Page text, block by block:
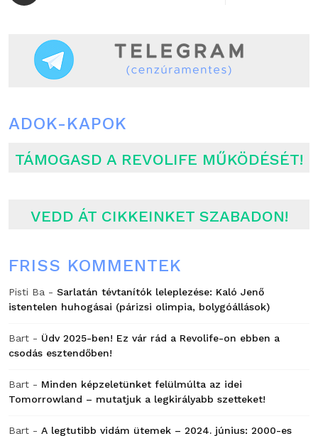
ADOK-KAPOK
TÁMOGASD A REVOLIFE MŰKÖDÉSÉT!
VEDD ÁT CIKKEINKET SZABADON!
FRISS KOMMENTEK
Pisti Ba - Sarlatán tévtanítók leleplezése: Kaló Jenő
istentelen huhogásai (párizsi olimpia, bolygóállások)
Bart - Üdv 2025-ben! Ez vár rád a Revolife-on ebben a
csodás esztendőben!
Bart - Minden képzeletünket felülmúlta az idei
Tomorrowland – mutatjuk a legkirályabb szetteket!
Bart - A legtutibb vidám ütemek – 2024. június: 2000-es